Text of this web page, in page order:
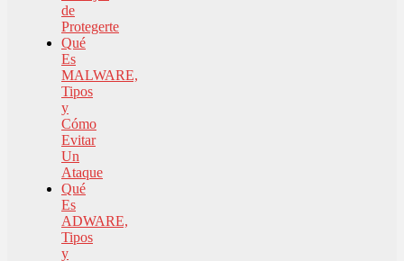
de
Protegerte
Qué
Es
MALWARE,
Tipos
y
Cómo
Evitar
Un
Ataque
Qué
Es
ADWARE,
Tipos
y